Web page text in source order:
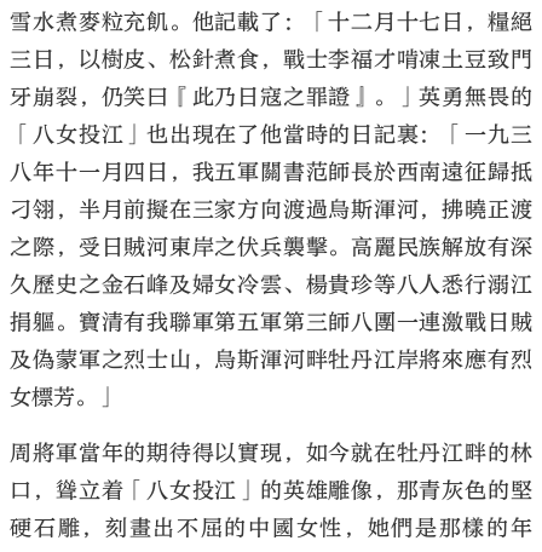
雪水煮麥粒充飢。他記載了：「十二月十七日，糧絕
三日，以樹皮、松針煮食，戰士李福才啃凍土豆致門
牙崩裂，仍笑曰『此乃日寇之罪證』。」英勇無畏的
「八女投江」也出現在了他當時的日記裏：「一九三
八年十一月四日，我五軍關書范師長於西南遠征歸抵
刁翎，半月前擬在三家方向渡過烏斯渾河，拂曉正渡
之際，受日賊河東岸之伏兵襲擊。高麗民族解放有深
久歷史之金石峰及婦女冷雲、楊貴珍等八人悉行溺江
捐軀。寶清有我聯軍第五軍第三師八團一連激戰日賊
及偽蒙軍之烈士山，烏斯渾河畔牡丹江岸將來應有烈
女標芳。」
周將軍當年的期待得以實現，如今就在牡丹江畔的林
口，聳立着「八女投江」的英雄雕像，那青灰色的堅
硬石雕，刻畫出不屈的中國女性，她們是那樣的年